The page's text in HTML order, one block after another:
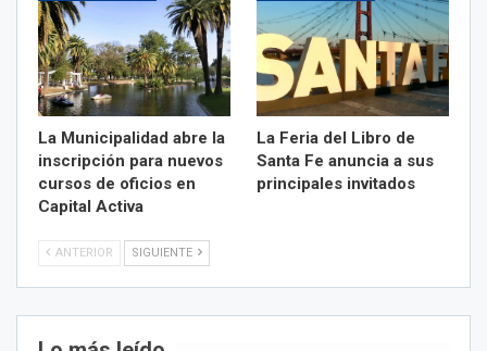
La Municipalidad abre la
inscripción para nuevos
cursos de oficios en
Capital Activa
La Feria del Libro de
Santa Fe anuncia a sus
principales invitados
ANTERIOR SIGUIENTE